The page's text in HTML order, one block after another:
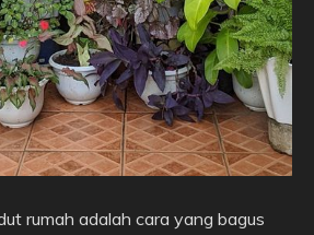
rumah adalah cara yang bagus